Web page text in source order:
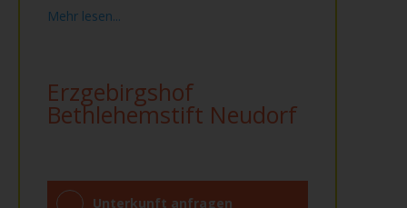
Mehr lesen...
Erzgebirgshof
Bethlehemstift Neudorf
Unterkunft anfragen